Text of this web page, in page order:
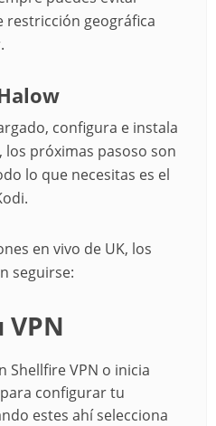
restricción geográfica
configura e instala
los próximas pasoso son
lo que necesitas es el
en vivo de UK, los
seguirse:
Shellfire VPN o inicia
configurar tu
estes ahí selecciona